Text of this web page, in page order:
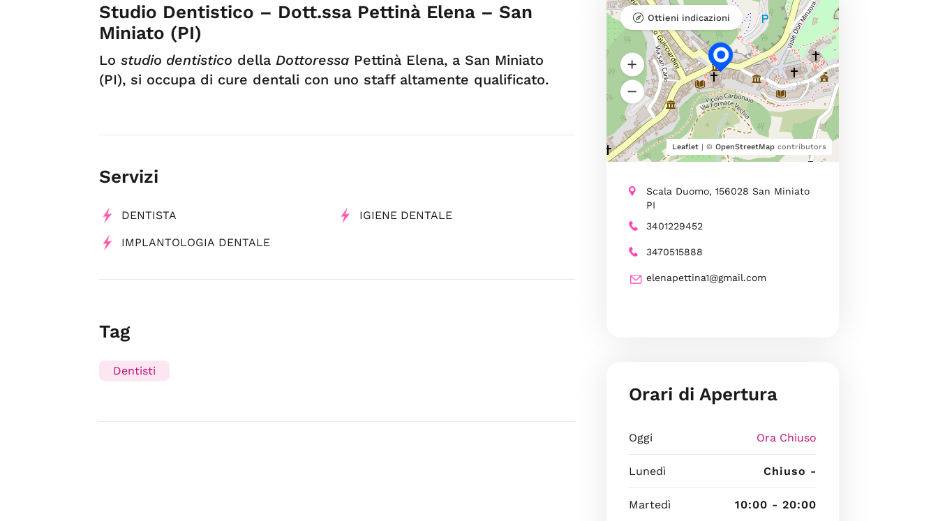
Studio Dentistico – Dott.ssa Pettinà Elena – San
Miniato (PI)
Lo studio dentistico della Dottoressa Pettinà Elena, a San Miniato
(PI), si occupa di cure dentali con uno staff altamente qualificato.
Servizi
DENTISTA IGIENE DENTALE
IMPLANTOLOGIA DENTALE
Tag
Dentisti
Leaflet| © OpenStreetMapcontributors
Ottieni indicazioni
Scala Duomo, 156028 San Miniato
PI
3401229452
3470515888
elenapettina1@gmail.com
Orari di Apertura
Oggi Ora Chiuso
Lunedì Chiuso -
Martedì 10:00 - 20:00